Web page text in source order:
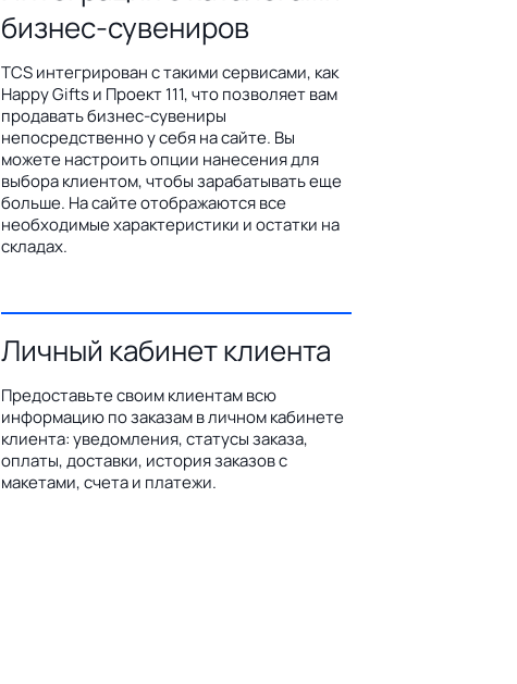
бизнес-сувениров
TCS интегрирован с такими сервисами, как
Happy Gifts и Проект 111, что позволяет вам
продавать бизнес-сувениры
непосредственно у себя на сайте. Вы
можете настроить опции нанесения для
выбора клиентом, чтобы зарабатывать еще
больше. На сайте отображаются все
необходимые характеристики и остатки на
складах.
Личный кабинет клиента
Предоставьте своим клиентам всю
информацию по заказам в личном кабинете
клиента: уведомления, статусы заказа,
оплаты, доставки, история заказов с
макетами, счета и платежи.